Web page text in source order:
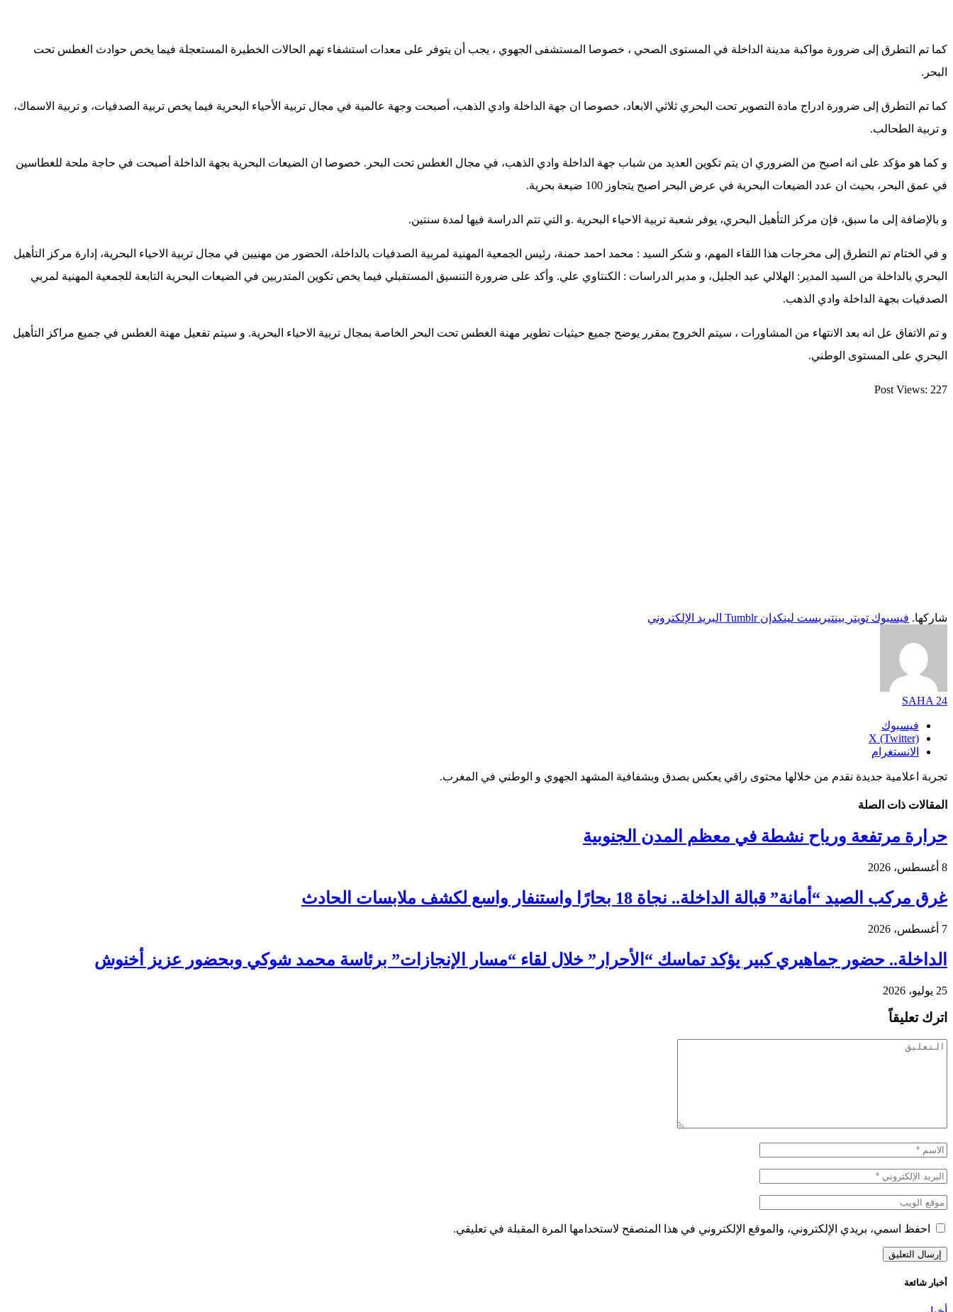
كما تم التطرق إلى ضرورة مواكبة مدينة الداخلة في المستوى الصحي ، خصوصا المستشفى الجهوي ، يجب أن يتوفر على معدات استشفاء تهم الحالات الخطيرة المستعجلة فيما يخص حوادث الغطس تحت
البحر.
كما تم التطرق إلى ضرورة ادراج مادة التصوير تحت البحري ثلاثي الابعاد، خصوصا ان جهة الداخلة وادي الذهب، أصبحت وجهة عالمية في مجال تربية الأحياء البحرية فيما يخص تربية الصدفيات، و تربية الاسماك،
و تربية الطحالب.
و كما هو مؤكد على انه اصبح من الضروري ان يتم تكوين العديد من شباب جهة الداخلة وادي الذهب، في مجال الغطس تحت البحر. خصوصا ان الضيعات البحرية بجهة الداخلة أصبحت في حاجة ملحة للغطاسين
في عمق البحر، بحيث ان عدد الضيعات البحرية في عرض البحر اصبح يتجاوز 100 ضيعة بحرية.
و بالإضافة إلى ما سبق، فإن مركز التأهيل البحري، يوفر شعبة تربية الاحياء البحرية .و التي تتم الدراسة فيها لمدة سنتين.
و في الختام تم التطرق إلى مخرجات هذا اللقاء المهم، و شكر السيد : محمد احمد حمنة، رئيس الجمعية المهنية لمربية الصدفيات بالداخلة، الحضور من مهنيين في مجال تربية الاحياء البحرية، إدارة مركز التأهيل
البحري بالداخلة من السيد المدير: الهلالي عبد الجليل، و مدير الدراسات : الكنتاوي علي. وأكد على ضرورة التنسيق المستقبلي فيما يخص تكوين المتدربين في الضيعات البحرية التابعة للجمعية المهنية لمربي
الصدفيات بجهة الداخلة وادي الذهب.
و تم الاتفاق عل انه بعد الانتهاء من المشاورات ، سيتم الخروج بمقرر يوضح جميع حيثيات تطوير مهنة الغطس تحت البحر الخاصة بمجال تربية الاحياء البحرية. و سيتم تفعيل مهنة الغطس في جميع مراكز التأهيل
البحري على المستوى الوطني.
Post Views: 227
شاركها. فيسبوك تويتر بينتيريست لينكدإن Tumblr البريد الإلكتروني
SAHA 24
فيسبوك
X (Twitter)
الانستغرام
تجربة اعلامية جديدة نقدم من خلالها محتوى راقي يعكس بصدق وبشفافية المشهد الجهوي و الوطني في المغرب.
المقالات ذات الصلة
حرارة مرتفعة ورياح نشطة في معظم المدن الجنوبية
8 أغسطس، 2026
غرق مركب الصيد “أمانة” قبالة الداخلة.. نجاة 18 بحارًا واستنفار واسع لكشف ملابسات الحادث
7 أغسطس، 2026
الداخلة.. حضور جماهيري كبير يؤكد تماسك “الأحرار” خلال لقاء “مسار الإنجازات” برئاسة محمد شوكي وبحضور عزيز أخنوش
25 يوليو، 2026
اترك تعليقاً
احفظ اسمي، بريدي الإلكتروني، والموقع الإلكتروني في هذا المتصفح لاستخدامها المرة المقبلة في تعليقي.
أخبار شائعة